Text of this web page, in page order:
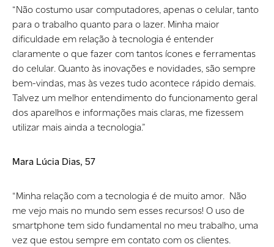
“Não costumo usar computadores, apenas o celular, tanto
para o trabalho quanto para o lazer. Minha maior
dificuldade em relação à tecnologia é entender
claramente o que fazer com tantos ícones e ferramentas
do celular. Quanto às inovações e novidades, são sempre
bem-vindas, mas às vezes tudo acontece rápido demais.
Talvez um melhor entendimento do funcionamento geral
dos aparelhos e informações mais claras, me fizessem
utilizar mais ainda a tecnologia.”
Mara Lúcia Dias, 57
“Minha relação com a tecnologia é de muito amor. Não
me vejo mais no mundo sem esses recursos! O uso de
smartphone tem sido fundamental no meu trabalho, uma
vez que estou sempre em contato com os clientes.